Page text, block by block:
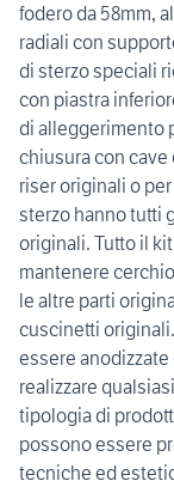
fodero da 58mm,
radiali con
di sterzo speciali
con piastra
di alleggerimento
chiusura con
riser originali o
sterzo hanno tutti
originali. Tutto il
mantenere
le altre parti
cuscinetti
essere
realizzare
tipologia di
possono essere
tecniche ed